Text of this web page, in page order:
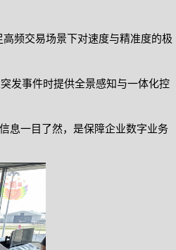
频交易场景下对速度与精准度的极
发事件时提供全景感知与一体化控
息一目了然，是保障企业数字业务